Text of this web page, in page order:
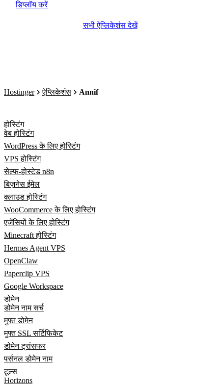
डिप्लॉय करें
सभी ऐप्लिकेशंस देखें
Hostinger ऐप्लिकेशंस Annif
होस्टिंग
वेब होस्टिंग
WordPress के लिए होस्टिंग
VPS होस्टिंग
सेल्फ-होस्टेड n8n
बिज़नेस ईमेल
क्लाउड होस्टिंग
WooCommerce के लिए होस्टिंग
एजेंसियों के लिए होस्टिंग
Minecraft होस्टिंग
Hermes Agent VPS
OpenClaw
Paperclip VPS
Google Workspace
डोमेन
डोमेन नाम सर्च
मुफ्त डोमेन
मुफ्त SSL सर्टिफिकेट
डोमेन ट्रांसफर
पर्सनल डोमेन नाम
टूल्स
Horizons